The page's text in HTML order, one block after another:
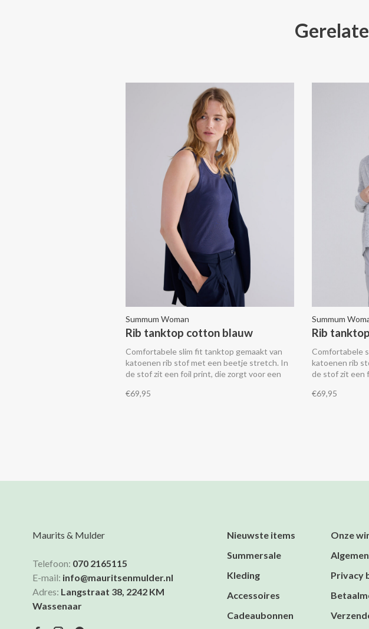
Summum Woman
Rib tanktop cotton blauw
Comfortabele slim fit tanktop gemaakt van
katoenen rib stof met een beetje stretch. In
de stof zit een foil print, die zorgt voor een
€69,95
Summum
Rib
Comfortabele
katoenen rib
de stof zit een
€69,95
Maurits & Mulder
Telefoon: 070 2165115
E-mail: info@mauritsenmulder.nl
Adres: Langstraat 38, 2242 KM
Wassenaar
Nieuwste items
Summersale
Kleding
Accessoires
Cadeaubonnen
Onze
Privacy